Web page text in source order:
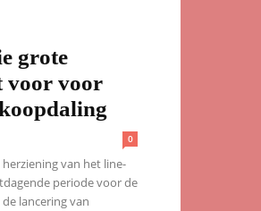
grote
voor voor
0
van het line-
periode voor de
lancering van